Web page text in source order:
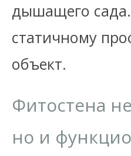
дышащего
статичному
объект.
Фитостена
но и